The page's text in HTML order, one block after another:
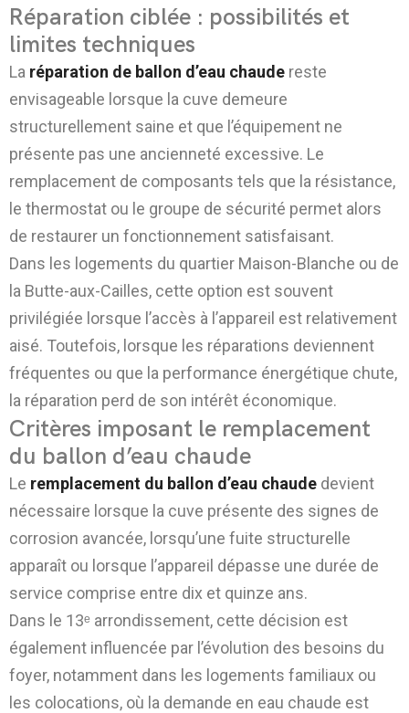
Réparation ciblée : possibilités et
limites techniques
La réparation de ballon d’eau chaude reste
envisageable lorsque la cuve demeure
structurellement saine et que l’équipement ne
présente pas une ancienneté excessive. Le
remplacement de composants tels que la résistance,
le thermostat ou le groupe de sécurité permet alors
de restaurer un fonctionnement satisfaisant.
Dans les logements du quartier Maison-Blanche ou de
la Butte-aux-Cailles, cette option est souvent
privilégiée lorsque l’accès à l’appareil est relativement
aisé. Toutefois, lorsque les réparations deviennent
fréquentes ou que la performance énergétique chute,
la réparation perd de son intérêt économique.
Critères imposant le remplacement
du ballon d’eau chaude
Le remplacement du ballon d’eau chaude devient
nécessaire lorsque la cuve présente des signes de
corrosion avancée, lorsqu’une fuite structurelle
apparaît ou lorsque l’appareil dépasse une durée de
service comprise entre dix et quinze ans.
Dans le 13ᵉ arrondissement, cette décision est
également influencée par l’évolution des besoins du
foyer, notamment dans les logements familiaux ou
les colocations, où la demande en eau chaude est